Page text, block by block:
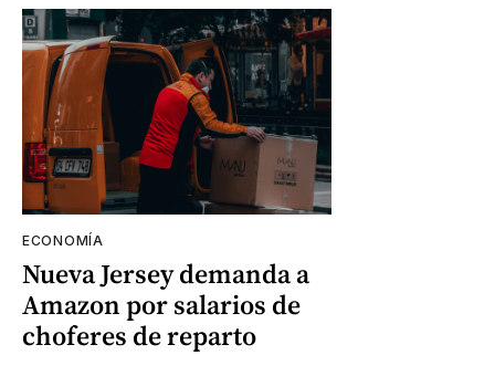
ECONOMÍA
Nueva Jersey demanda a
Amazon por salarios de
choferes de reparto